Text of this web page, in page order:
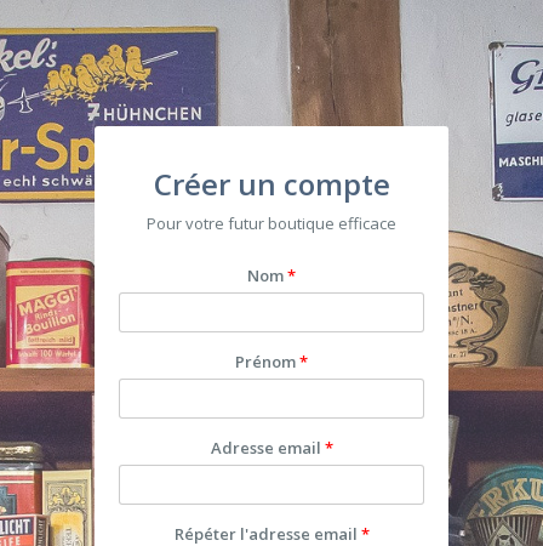
Créer un compte
Pour votre futur boutique efficace
Nom
Prénom
Adresse email
Répéter l'adresse email